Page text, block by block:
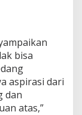
bisa
aspirasi dari
dan
atas,”